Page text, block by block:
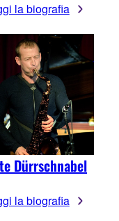
la biografia
Dürrschnabel
la biografia